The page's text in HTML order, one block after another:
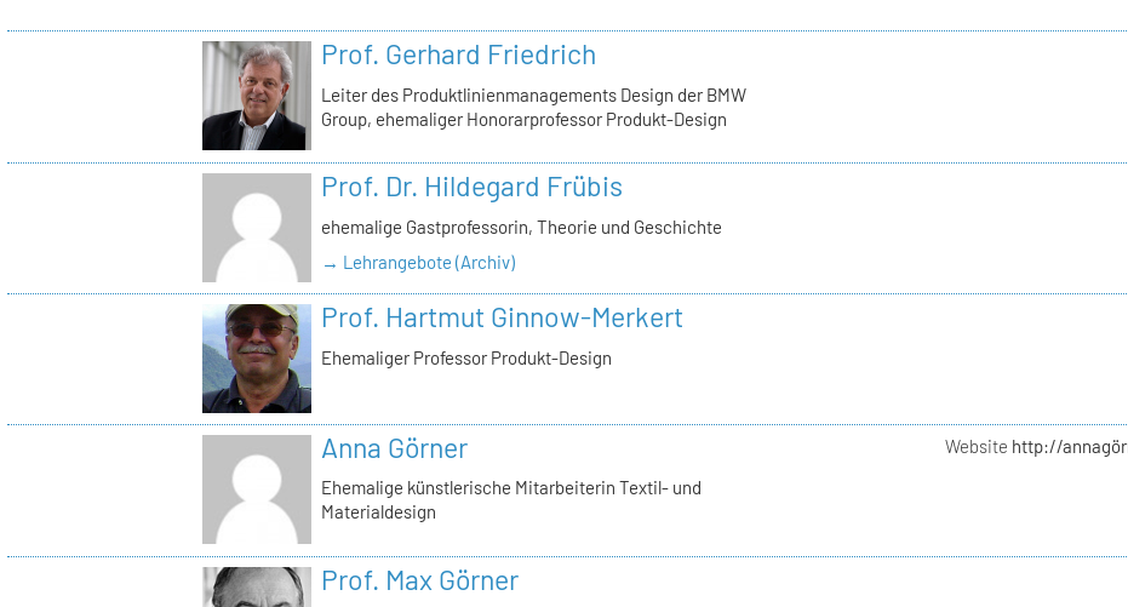
Prof. Gerhard Friedrich
Leiter des Produktlinienmanagements Design der BMW
Group, ehemaliger Honorarprofessor Produkt-Design
Prof. Dr. Hildegard Frübis
ehemalige Gastprofessorin, Theorie und Geschichte
→ Lehrangebote (Archiv)
Prof. Hartmut Ginnow-Merkert
Ehemaliger Professor Produkt-Design
Anna Görner
Ehemalige künstlerische Mitarbeiterin Textil- und
Materialdesign
Website http://
Prof. Max Görner